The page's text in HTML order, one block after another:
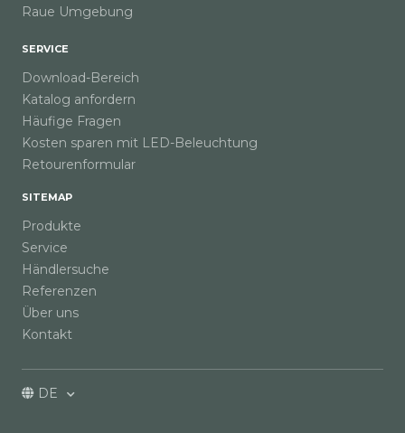
Raue Umgebung
SERVICE
Download-Bereich
Katalog anfordern
Häufige Fragen
Kosten sparen mit LED-Beleuchtung
Retourenformular
SITEMAP
Produkte
Service
Händlersuche
Referenzen
Über uns
Kontakt
DE